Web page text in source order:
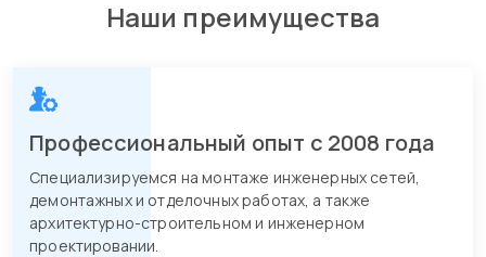
Наши преимущества
Профессиональный опыт с 2008 года
Специализируемся на монтаже инженерных сетей,
демонтажных и отделочных работах, а также
архитектурно-строительном и инженерном
проектировании.